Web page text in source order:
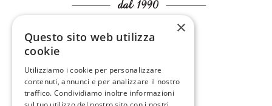
×
Questo sito web utilizza
cookie
Utilizziamo i cookie per personalizzare
contenuti, annunci e per analizzare il nostro
traffico. Condividiamo inoltre informazioni